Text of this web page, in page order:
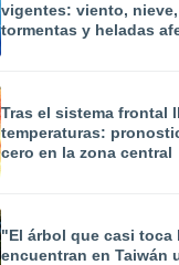
vigentes: viento,
tormentas y heladas
Tras el sistema frontal
temperaturas:
cero en la zona central
"El árbol que casi toca
encuentran en Taiwán